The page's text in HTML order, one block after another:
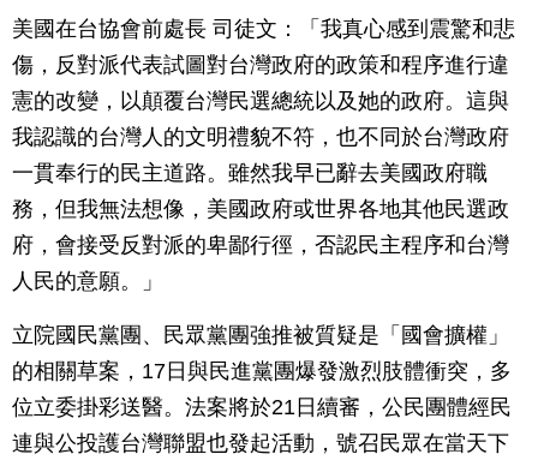
美國在台協會前處長 司徒文：「我真心感到震驚和悲
傷，反對派代表試圖對台灣政府的政策和程序進行違
憲的改變，以顛覆台灣民選總統以及她的政府。這與
我認識的台灣人的文明禮貌不符，也不同於台灣政府
一貫奉行的民主道路。雖然我早已辭去美國政府職
務，但我無法想像，美國政府或世界各地其他民選政
府，會接受反對派的卑鄙行徑，否認民主程序和台灣
人民的意願。」
立院國民黨團、民眾黨團強推被質疑是「國會擴權」
的相關草案，17日與民進黨團爆發激烈肢體衝突，多
位立委掛彩送醫。法案將於21日續審，公民團體經民
連與公投護台灣聯盟也發起活動，號召民眾在當天下